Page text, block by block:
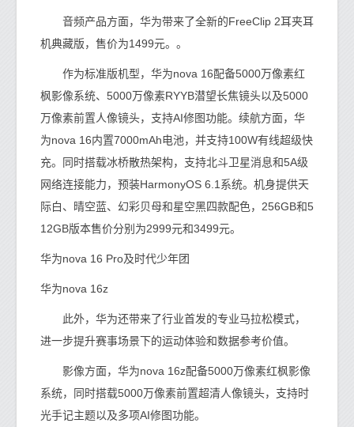
音频产品方面，华为带来了全新的FreeClip 2耳夹耳
机典藏版，售价为1499元。。
作为标准版机型，华为nova 16配备5000万像素红
枫影像系统、5000万像素RYYB潜望长焦镜头以及5000
万像素前置人像镜头，支持AI修图功能。续航方面，华
为nova 16内置7000mAh电池，并支持100W有线超级快
充。同时搭载冰桥散热架构，支持北斗卫星消息和5A级
网络连接能力，预装HarmonyOS 6.1系统。机身提供天
际白、晴空蓝、幻彩贝母和星空黑四款配色，256GB和5
12GB版本售价分别为2999元和3499元。
华为nova 16 Pro及时代少年团
华为nova 16z
此外，华为还带来了行业首发的专业马拉松模式，
进一步提升赛事场景下的运动体验和数据参考价值。
影像方面，华为nova 16z配备5000万像素红枫影像
系统，同时搭载5000万像素前置超清人像镜头，支持时
光手记主题以及多项AI修图功能。